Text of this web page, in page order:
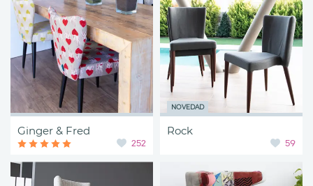
Ginger & Fred
252
NOVEDAD
Rock
59